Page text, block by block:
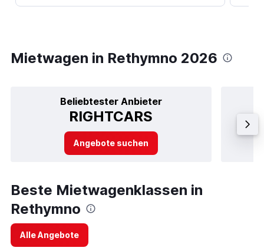
Mietwagen in Rethymno 2026
Beliebtester Anbieter
RIGHTCARS
Angebote suchen
Beste Mietwagenklassen in
Rethymno
Alle Angebote